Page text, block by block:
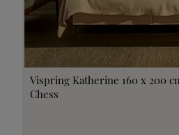
Vispring Katherine 160 x 200
Chess